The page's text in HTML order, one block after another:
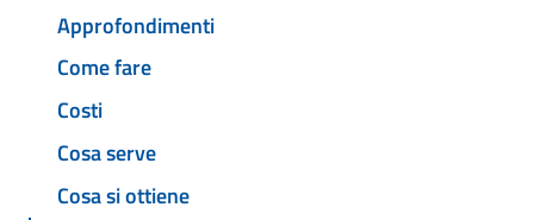
Approfondimenti
Come fare
Costi
Cosa serve
Cosa si ottiene